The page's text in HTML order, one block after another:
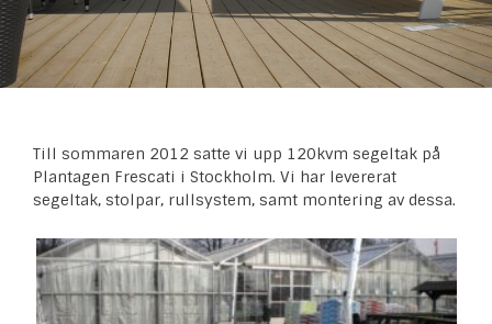
Till sommaren 2012 satte vi upp 120kvm segeltak på
Plantagen Frescati i Stockholm. Vi har levererat
segeltak, stolpar, rullsystem, samt montering av dessa.